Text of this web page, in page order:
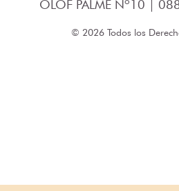
OLOF PALME Nº10 |
© 2026 Todos los